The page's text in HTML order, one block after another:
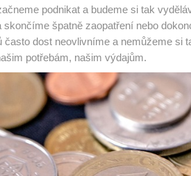
podnikat a budeme si tak
skončíme špatně zaopatření nebo
často dost neovlivníme a nemůžeme si
potřebám, našim výdajům.